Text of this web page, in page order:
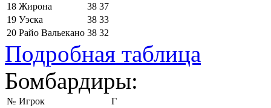
18 Жирона 38 37
19 Уэска 38 33
20 Райо Вальекано 38 32
Подробная таблица
Бомбардиры:
№ Игрок
Г